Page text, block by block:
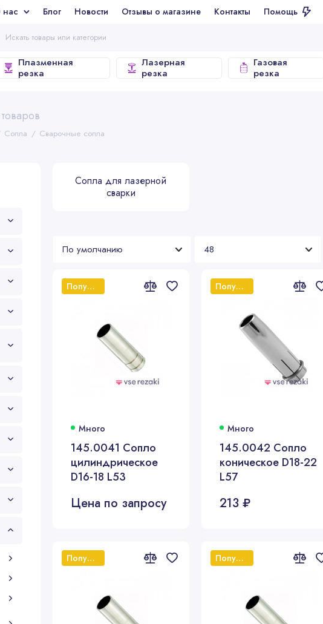
Блог Новости Отзывы о магазине Контакты Помощь
Плазменная
резка
Лазерная
резка
Газовая
резка
Сопла Сварочные сопла
Сопла для лазерной
сварки
Популярный
Много
145.0041 Сопло
цилиндрическое
D16-18 L53
Цена по запросу
Популярный
Много
145.0042 Сопло
коническое D18-22
L57
213 ₽
Популярный Популярный